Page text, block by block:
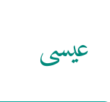
عيسى